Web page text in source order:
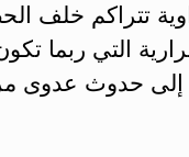
تتراكم خلف
التي ربما
إلى حدوث عدوى